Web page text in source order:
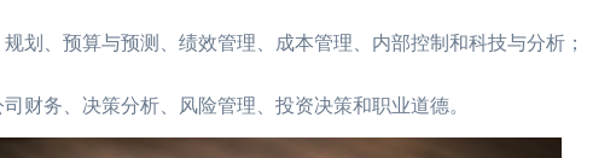
、预算与预测、绩效管理、成本管理、内部控制和科技与分析；
务、决策分析、风险管理、投资决策和职业道德。